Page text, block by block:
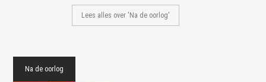
Lees alles over 'Na de oorlog'
Na de oorlog